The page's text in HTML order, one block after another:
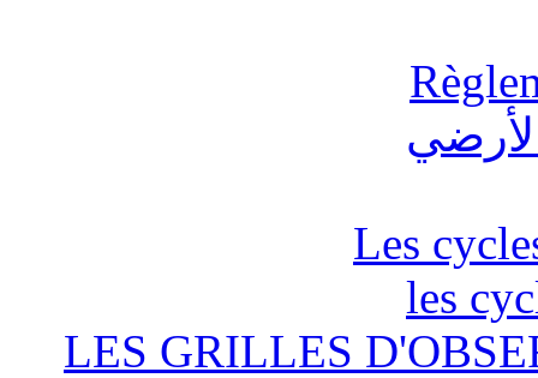
Les
les
LES GRILLES